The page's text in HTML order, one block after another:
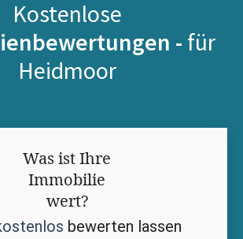
Kostenlose
- für
Heidmoor
Was ist Ihre
Immobilie
wert?
bewerten lassen